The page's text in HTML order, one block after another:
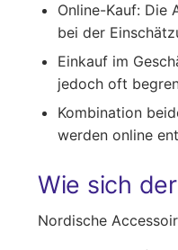
Online-Kauf: Die
bei der
Einkauf im
jedoch oft
Kombination
werden online
Wie sich
Nordische